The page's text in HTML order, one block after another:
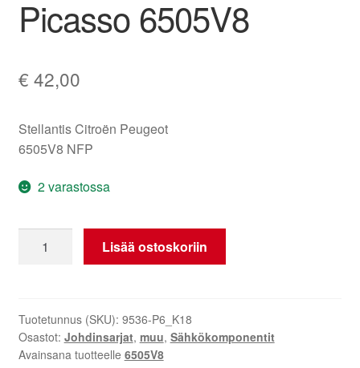
Picasso 6505V8
€ 42,00
Stellantis Citroën Peugeot
6505V8 NFP
2 varastossa
istuimen
C4
Picasso
6505V8
Lisää ostoskoriin
Tuotetunnus (SKU): 9536-P6_K18
Osastot: Johdinsarjat, muu, Sähkökomponentit
Avainsana tuotteelle 6505V8